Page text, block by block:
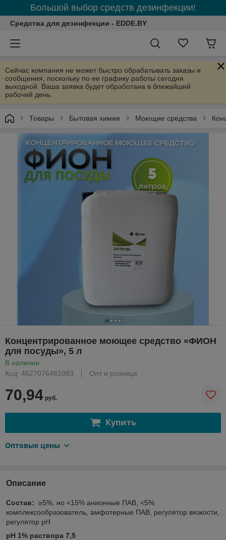
Большой выбор средств дезинфекции!
Средства для дезинфекции - EDDE.BY
Сейчас компания не может быстро обрабатывать заказы и
сообщения, поскольку по ее графику работы сегодня
выходной. Ваша заявка будет обработана в ближайший
рабочий день.
Товары Бытовая химия Моющие средства
Концентрированное моющее средство «ФИОН
для посуды», 5 л
В наличии
Код: 4627076461083
Опт и розница
70,94 руб.
Купить
Оптовые цены
Описание
Состав: ≥5%, но <15% анионные ПАВ, <5%
комплексообразователь, амфотерные ПАВ, регулятор вязкости,
регулятор рН
рН 1% раствора 7,5